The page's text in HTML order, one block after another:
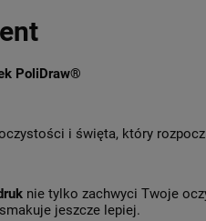
PoliDraw®
i święta, który
nie tylko zachwyci Twoje
jeszcze lepiej.